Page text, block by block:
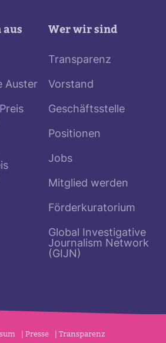
Auster
Wer wir sind
Transparenz
Vorstand
Geschäftsstelle
Positionen
Jobs
Mitglied werden
Förderkuratorium
Global Investigative
Journalism Network
(GIJN)
Presse Transparenz